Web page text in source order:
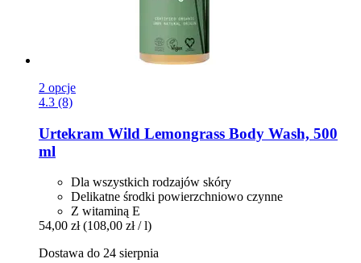
2 opcje
4.3 (8)
Urtekram Wild Lemongrass Body Wash, 500
ml
Dla wszystkich rodzajów skóry
Delikatne środki powierzchniowo czynne
Z witaminą E
54,00 zł (108,00 zł / l)
Dostawa do 24 sierpnia